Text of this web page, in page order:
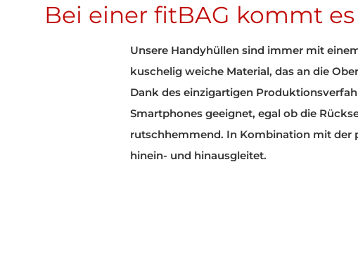
Bei einer fitBAG kommt
Unsere Handyhüllen sind immer mit
kuschelig weiche Material, das an die
Dank des einzigartigen
Smartphones geeignet, egal ob die
rutschhemmend. In Kombination mit der
hinein- und hinausgleitet.